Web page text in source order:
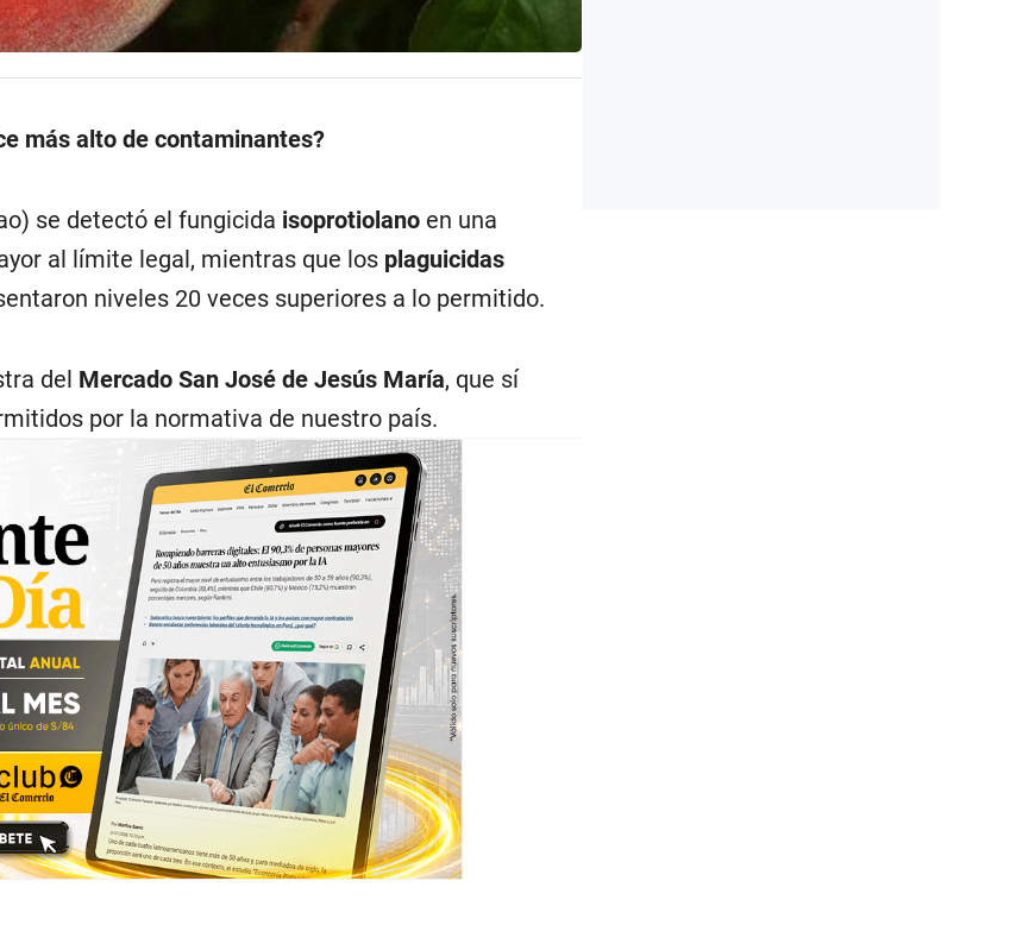
más alto de contaminantes?
se detectó el fungicida isoprotiolanoen una
al límite legal, mientras que los plaguicidas
niveles 20 veces superiores a lo permitido.
del Mercado San José de Jesús María, que sí
por la normativa de nuestro país.